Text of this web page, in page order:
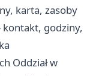
karta, zasoby
kontakt, godziny,
Oddział w